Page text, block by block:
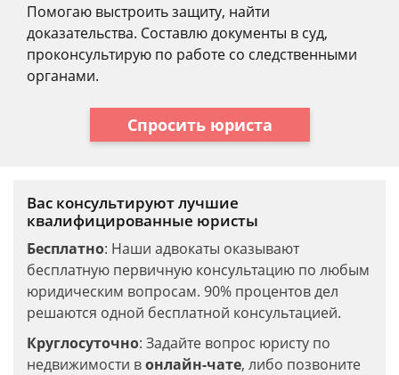
Помогаю выстроить защиту, найти
доказательства. Составлю документы в суд,
проконсультирую по работе со следственными
органами.
Спросить юриста
Вас консультируют лучшие
квалифицированные юристы
Бесплатно: Наши адвокаты оказывают
бесплатную первичную консультацию по любым
юридическим вопросам. 90% процентов дел
решаются одной бесплатной консультацией.
Круглосуточно: Задайте вопрос юристу по
недвижимости вонлайн-чате, либо позвоните